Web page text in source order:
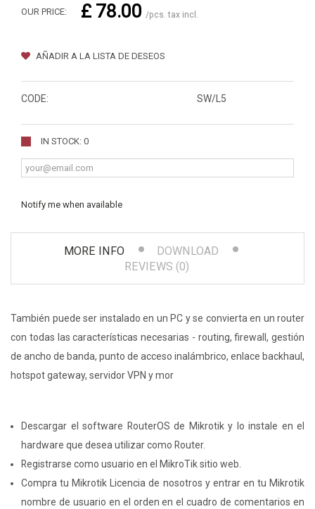
OUR PRICE: £ 78.00 /pcs. tax incl.
AÑADIR A LA LISTA DE DESEOS
CODE: SW/L5
IN STOCK: 0
Notify me when available
MORE INFO
DOWNLOAD
REVIEWS (0)
También puede ser instalado en un PC y se convierta en un router
con todas las características necesarias - routing, firewall, gestión
de ancho de banda, punto de acceso inalámbrico, enlace backhaul,
hotspot gateway, servidor VPN y mor
Descargar el software RouterOS de Mikrotik y lo instale en el
hardware que desea utilizar como Router.
Registrarse como usuario en el MikroTik sitio web.
Compra tu Mikrotik Licencia de nosotros y entrar en tu Mikrotik
nombre de usuario en el orden en el cuadro de comentarios en